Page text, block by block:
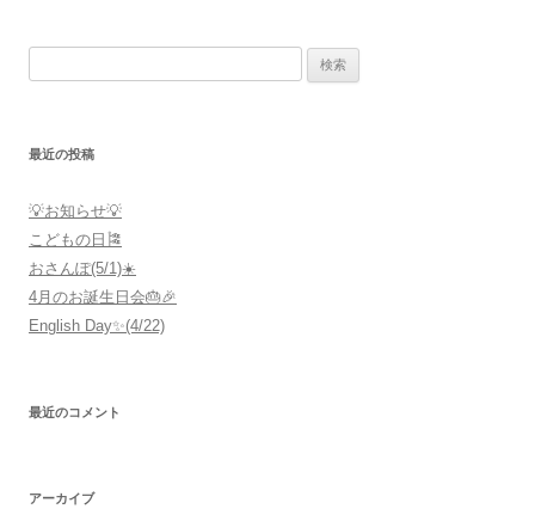
最近の投稿
💡お知らせ💡
こどもの日🎏
おさんぽ(5/1)☀️
4月のお誕生日会🎂🎉
English Day✨(4/22)
最近のコメント
アーカイブ